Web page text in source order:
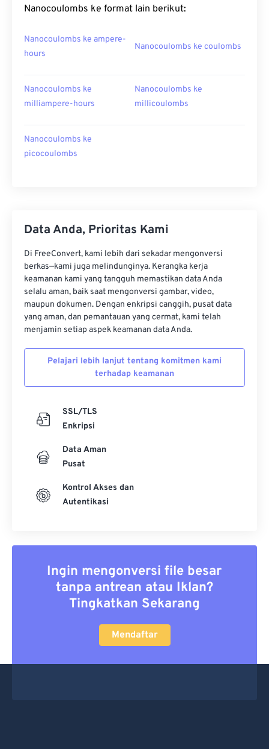
Nanocoulombs ke format lain berikut:
Nanocoulombs ke ampere-
hours
Nanocoulombs ke coulombs
Nanocoulombs ke
milliampere-hours
Nanocoulombs ke
millicoulombs
Nanocoulombs ke
picocoulombs
Data Anda, Prioritas Kami
Di FreeConvert, kami lebih dari sekadar mengonversi
berkas—kami juga melindunginya. Kerangka kerja
keamanan kami yang tangguh memastikan data Anda
selalu aman, baik saat mengonversi gambar, video,
maupun dokumen. Dengan enkripsi canggih, pusat data
yang aman, dan pemantauan yang cermat, kami telah
menjamin setiap aspek keamanan data Anda.
Pelajari lebih lanjut tentang komitmen kami
terhadap keamanan
SSL/TLS
Enkripsi
Data Aman
Pusat
Kontrol Akses dan
Autentikasi
Ingin mengonversi file besar
tanpa antrean atau Iklan?
Tingkatkan Sekarang
Mendaftar